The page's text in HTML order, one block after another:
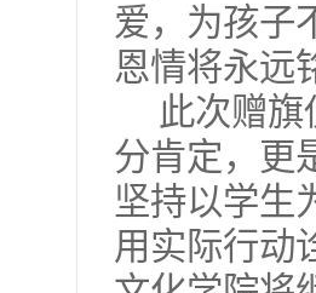
爱，为孩子
恩情将永远
此次赠
分肯定，更
坚持以学生
用实际行动